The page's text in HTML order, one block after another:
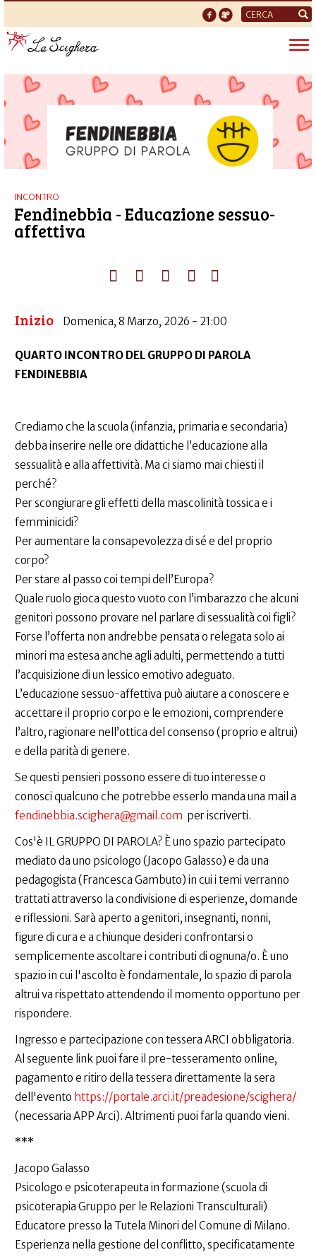
Form
di
ricerca
INCONTRO
Fendinebbia - Educazione sessuo-
affettiva
Inizio Domenica, 8 Marzo, 2026 - 21:00
QUARTO INCONTRO DEL GRUPPO DI PAROLA
FENDINEBBIA
Crediamo che la scuola (infanzia, primaria e secondaria)
debba inserire nelle ore didattiche l’educazione alla
sessualità e alla affettività. Ma ci siamo mai chiesti il
perché?
Per scongiurare gli effetti della mascolinità tossica e i
femminicidi?
Per aumentare la consapevolezza di sé e del proprio
corpo?
Per stare al passo coi tempi dell’Europa?
Quale ruolo gioca questo vuoto con l’imbarazzo che alcuni
genitori possono provare nel parlare di sessualità coi figli?
Forse l’offerta non andrebbe pensata o relegata solo ai
minori ma estesa anche agli adulti, permettendo a tutti
l’acquisizione di un lessico emotivo adeguato.
L’educazione sessuo-affettiva può aiutare a conoscere e
accettare il proprio corpo e le emozioni, comprendere
l’altro, ragionare nell’ottica del consenso (proprio e altrui)
e della parità di genere.
Se questi pensieri possono essere di tuo interesse o
conosci qualcuno che potrebbe esserlo manda una mail a
fendinebbia.scighera@gmail.com per iscriverti.
Cos'è IL GRUPPO DI PAROLA? È uno spazio partecipato
mediato da uno psicologo (Jacopo Galasso) e da una
pedagogista (Francesca Gambuto) in cui i temi verranno
trattati attraverso la condivisione di esperienze, domande
e riflessioni. Sarà aperto a genitori, insegnanti, nonni,
figure di cura e a chiunque desideri confrontarsi o
semplicemente ascoltare i contributi di ognuna/o. È uno
spazio in cui l'ascolto è fondamentale, lo spazio di parola
altrui va rispettato attendendo il momento opportuno per
rispondere.
Ingresso e partecipazione con tessera ARCI obbligatoria.
Al seguente link puoi fare il pre-tesseramento online,
pagamento e ritiro della tessera direttamente la sera
dell'evento https://portale.arci.it/preadesione/scighera/
(necessaria APP Arci). Altrimenti puoi farla quando vieni.
***
Jacopo Galasso
Psicologo e psicoterapeuta in formazione (scuola di
psicoterapia Gruppo per le Relazioni Transculturali)
Educatore presso la Tutela Minori del Comune di Milano.
Esperienza nella gestione del conflitto, specificatamente